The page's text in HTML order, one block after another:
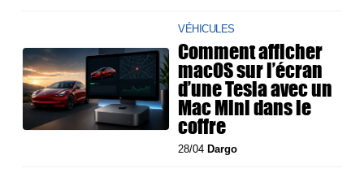
VÉHICULES
Comment afficher
macOS sur l’écran
d’une Tesla avec un
Mac Mini dans le
coffre
28/04 Dargo